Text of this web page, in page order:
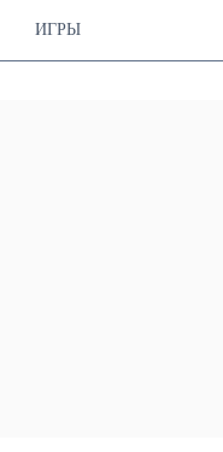
ИГРЫ